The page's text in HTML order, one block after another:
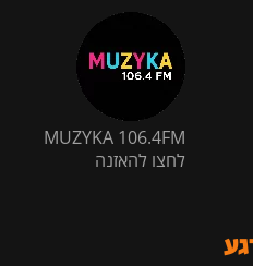
MUZYKA 106.4FM
לחצו להאזנה